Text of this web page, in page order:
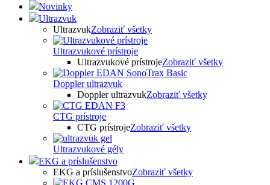
Novinky
Ultrazvuk
UltrazvukZobraziť všetky
Ultrazvukové prístroje
Ultrazvukové prístrojeZobraziť všetky
Doppler ultrazvuk
Doppler ultrazvukZobraziť všetky
CTG prístroje
CTG prístrojeZobraziť všetky
Ultrazvukové gély
EKG a príslušenstvo
EKG a príslušenstvoZobraziť všetky